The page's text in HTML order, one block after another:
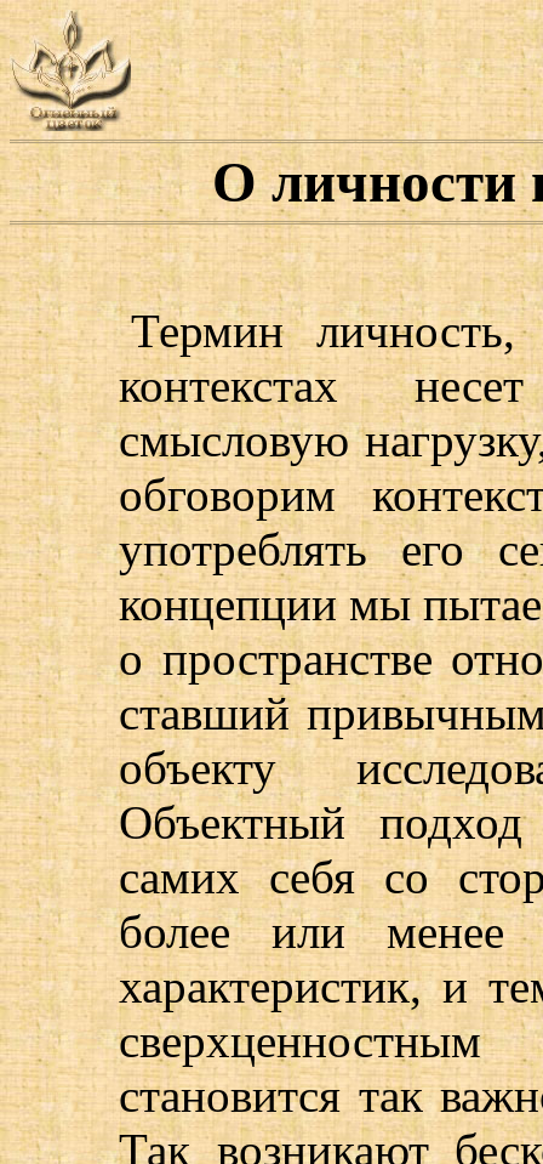
О личности
Термин
контекстах
смысловую
обговорим
употреблять его
концепции мы
о пространстве
ставший
объекту
Объектный
самих себя со
более или менее
характеристик, и
сверхценностным
становится так
Так возникают